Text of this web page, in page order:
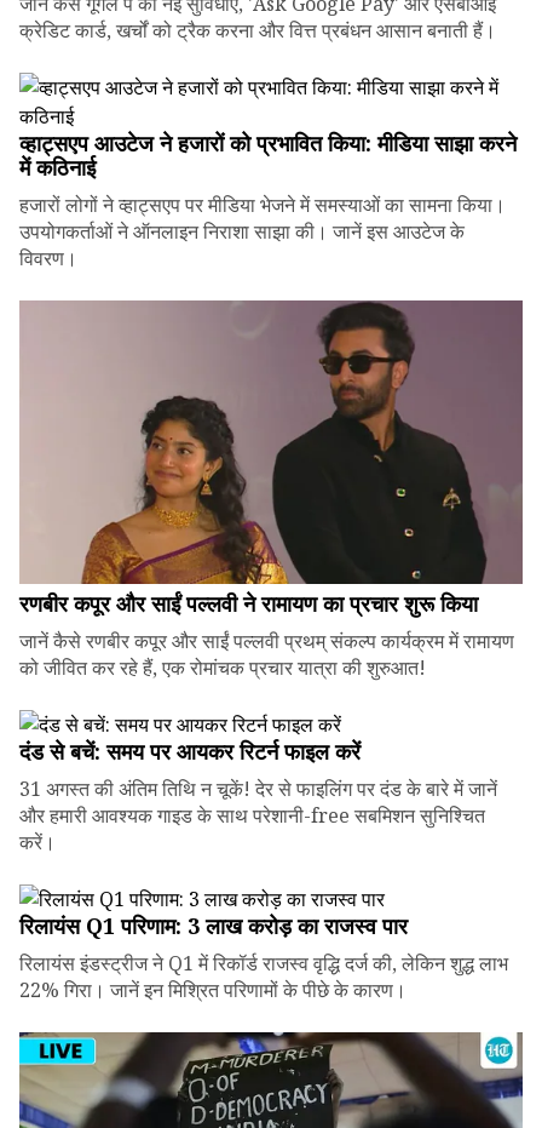
क्रेडिट कार्ड, खर्चों को ट्रैक करना और वित्त प्रबंधन आसान बनाती हैं।
व्हाट्सएप आउटेज ने हजारों को प्रभावित किया: मीडिया साझा करने
में कठिनाई
हजारों लोगों ने व्हाट्सएप पर मीडिया भेजने में समस्याओं का सामना किया।
उपयोगकर्ताओं ने ऑनलाइन निराशा साझा की। जानें इस आउटेज के
विवरण।
रणबीर कपूर और साईं पल्लवी ने रामायण का प्रचार शुरू किया
जानें कैसे रणबीर कपूर और साईं पल्लवी प्रथम् संकल्प कार्यक्रम में रामायण
को जीवित कर रहे हैं, एक रोमांचक प्रचार यात्रा की शुरुआत!
दंड से बचें: समय पर आयकर रिटर्न फाइल करें
31 अगस्त की अंतिम तिथि न चूकें! देर से फाइलिंग पर दंड के बारे में जानें
और हमारी आवश्यक गाइड के साथ परेशानी-free सबमिशन सुनिश्चित
करें।
रिलायंस Q1 परिणाम: ₹3 लाख करोड़ का राजस्व पार
रिलायंस इंडस्ट्रीज ने Q1 में रिकॉर्ड राजस्व वृद्धि दर्ज की, लेकिन शुद्ध लाभ
22% गिरा। जानें इन मिश्रित परिणामों के पीछे के कारण।